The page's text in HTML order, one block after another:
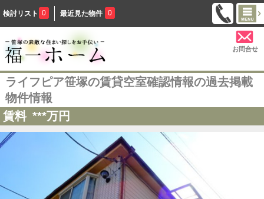
検討リスト 0 最近見た物件 0
お問合せ
ライフピア笹塚の賃貸空室確認情報の過去掲載
物件情報
賃料 ***万円